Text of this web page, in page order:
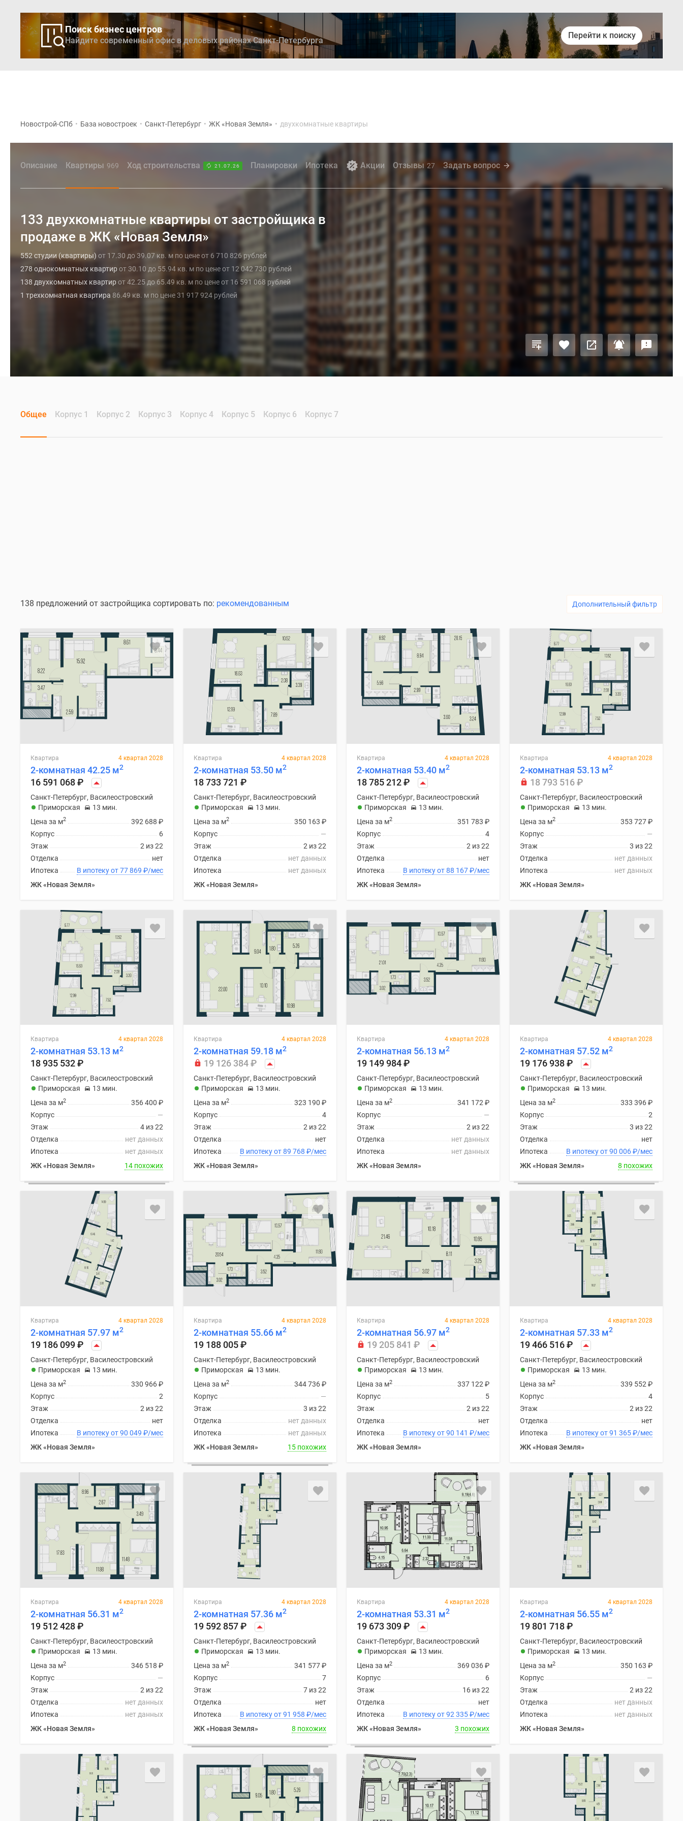
Поиск бизнес центров
Найдите современный офис в деловых районах Санкт-Петербурга
Перейти к поиску
Новострой-СПб • База новостроек • Санкт-Петербург • ЖК «Новая Земля» • двухкомнатные квартиры
Описание Квартиры 969 Ход строительства 21.07.26 Планировки Ипотека Акции Отзывы 27 Задать вопрос
133 двухкомнатные квартиры от застройщика в
продаже в ЖК «Новая Земля»
552 студии (квартиры) от 17.30 до 39.07 кв. м по цене от 6 710 826 рублей
278 однокомнатных квартир от 30.10 до 55.94 кв. м по цене от 12 042 730 рублей
138 двухкомнатных квартирот 42.25 до 65.49 кв. м по цене от 16 591 068 рублей
1 трехкомнатная квартира 86.49 кв. м по цене 31 917 924 рублей
Общее Корпус 1 Корпус 2 Корпус 3 Корпус 4 Корпус 5 Корпус 6 Корпус 7
138 предложений от застройщика сортировать по: рекомендованным Дополнительный фильтр
Квартира 4 квартал 2028
2-комнатная 42.25 м2
16 591 068₽
Санкт-Петербург, Василеостровский
Приморская
13 мин.
392 688 ₽
Цена за м2
6
Корпус
2 из 22
Этаж
нет
Отделка
В ипотеку от 77 869 ₽/мес
Ипотека
ЖК «Новая Земля»
Квартира 4 квартал 2028
2-комнатная 53.50 м2
18 733 721 ₽
Санкт-Петербург, Василеостровский
Приморская
13 мин.
350 163 ₽
Цена за м2
—
Корпус
2 из 22
Этаж
нет данных
Отделка
нет данных
Ипотека
ЖК «Новая Земля»
Квартира 4 квартал 2028
2-комнатная 53.40 м2
18 785 212₽
Санкт-Петербург, Василеостровский
Приморская
13 мин.
351 783 ₽
Цена за м2
4
Корпус
2 из 22
Этаж
нет
Отделка
В ипотеку от 88 167₽/мес
Ипотека
ЖК «Новая Земля»
Квартира 4 квартал 2028
2-комнатная 53.13 м2
18 793 516₽
Санкт-Петербург, Василеостровский
Приморская
13 мин.
353 727₽
Цена за м2
—
Корпус
3 из 22
Этаж
нет данных
Отделка
нет данных
Ипотека
ЖК «Новая Земля»
Квартира 4 квартал 2028
2-комнатная 53.13 м2
18 935 532₽
Санкт-Петербург, Василеостровский
Приморская
13 мин.
356 400 ₽
Цена за м2
—
Корпус
4 из 22
Этаж
нет данных
Отделка
нет данных
Ипотека
ЖК «Новая Земля»
14 похожих
Квартира 4 квартал 2028
2-комнатная 59.18 м2
19 126 384₽
Санкт-Петербург, Василеостровский
Приморская
13 мин.
323 190 ₽
Цена за м2
4
Корпус
2 из 22
Этаж
нет
Отделка
В ипотеку от 89 768 ₽/мес
Ипотека
ЖК «Новая Земля»
Квартира 4 квартал 2028
2-комнатная 56.13 м2
19 149 984₽
Санкт-Петербург, Василеостровский
Приморская
13 мин.
341 172₽
Цена за м2
—
Корпус
2 из 22
Этаж
нет данных
Отделка
нет данных
Ипотека
ЖК «Новая Земля»
Квартира 4 квартал 2028
2-комнатная 57.52 м2
19 176 938₽
Санкт-Петербург, Василеостровский
Приморская
13 мин.
333 396₽
Цена за м2
2
Корпус
3 из 22
Этаж
нет
Отделка
В ипотеку от 90 006₽/мес
Ипотека
ЖК «Новая Земля»
8 похожих
Квартира 4 квартал 2028
2-комнатная 57.97 м2
19 186 099₽
Санкт-Петербург, Василеостровский
Приморская
13 мин.
330 966₽
Цена за м2
2
Корпус
2 из 22
Этаж
нет
Отделка
В ипотеку от 90 049 ₽/мес
Ипотека
ЖК «Новая Земля»
Квартира 4 квартал 2028
2-комнатная 55.66 м2
19 188 005₽
Санкт-Петербург, Василеостровский
Приморская
13 мин.
344 736₽
Цена за м2
—
Корпус
3 из 22
Этаж
нет данных
Отделка
нет данных
Ипотека
ЖК «Новая Земля»
15 похожих
Квартира 4 квартал 2028
2-комнатная 56.97 м2
19 205 841 ₽
Санкт-Петербург, Василеостровский
Приморская
13 мин.
337 122 ₽
Цена за м2
5
Корпус
2 из 22
Этаж
нет
Отделка
В ипотеку от 90 141 ₽/мес
Ипотека
ЖК «Новая Земля»
Квартира 4 квартал 2028
2-комнатная 57.33 м2
19 466 516₽
Санкт-Петербург, Василеостровский
Приморская
13 мин.
339 552 ₽
Цена за м2
4
Корпус
2 из 22
Этаж
нет
Отделка
В ипотеку от 91 365₽/мес
Ипотека
ЖК «Новая Земля»
Квартира 4 квартал 2028
2-комнатная 56.31 м2
19 512 428₽
Санкт-Петербург, Василеостровский
Приморская
13 мин.
346 518 ₽
Цена за м2
—
Корпус
2 из 22
Этаж
нет данных
Отделка
нет данных
Ипотека
ЖК «Новая Земля»
Квартира 4 квартал 2028
2-комнатная 57.36 м2
19 592 857₽
Санкт-Петербург, Василеостровский
Приморская
13 мин.
341 577₽
Цена за м2
7
Корпус
7 из 22
Этаж
нет
Отделка
В ипотеку от 91 958 ₽/мес
Ипотека
ЖК «Новая Земля»
8 похожих
Квартира 4 квартал 2028
2-комнатная 53.31 м2
19 673 309₽
Санкт-Петербург, Василеостровский
Приморская
13 мин.
369 036₽
Цена за м2
6
Корпус
16 из 22
Этаж
нет
Отделка
В ипотеку от 92 335₽/мес
Ипотека
ЖК «Новая Земля»
3 похожих
Квартира 4 квартал 2028
2-комнатная 56.55 м2
19 801 718₽
Санкт-Петербург, Василеостровский
Приморская
13 мин.
350 163 ₽
Цена за м2
—
Корпус
2 из 22
Этаж
нет данных
Отделка
нет данных
Ипотека
ЖК «Новая Земля»